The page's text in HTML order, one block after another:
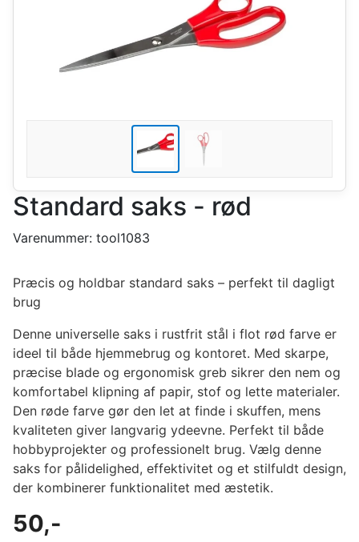
Standard saks - rød
Varenummer: tool1083
Præcis og holdbar standard saks – perfekt til dagligt
brug
Denne universelle saks i rustfrit stål i flot rød farve er
ideel til både hjemmebrug og kontoret. Med skarpe,
præcise blade og ergonomisk greb sikrer den nem og
komfortabel klipning af papir, stof og lette materialer.
Den røde farve gør den let at finde i skuffen, mens
kvaliteten giver langvarig ydeevne. Perfekt til både
hobbyprojekter og professionelt brug. Vælg denne
saks for pålidelighed, effektivitet og et stilfuldt design,
der kombinerer funktionalitet med æstetik.
50,-